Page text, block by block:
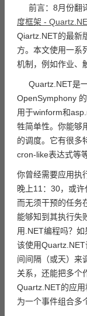
前言：8月份翻
度框架 -
Qiartz.NET的最新
方。本文使用一系
机制，例如作业、
Quartz.NET是一
OpenSymphony
用于winform和
牲简单性。你能够
的调度。它有很多
cron-like表达式等等
你曾经需要应用执
晚上11：30，或
而无须干预的任务
能够知到其执行失
用.NET编程吗？
该使用
间间隔（或天）来
关系，还能把多个
Quartz.NET的应
为一个事件组合多